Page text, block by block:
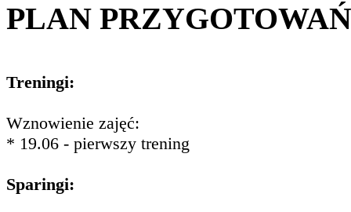
PLAN PRZYGOTOWAŃ
Treningi:
Wznowienie zajęć:
* 19.06 - pierwszy trening
Sparingi: